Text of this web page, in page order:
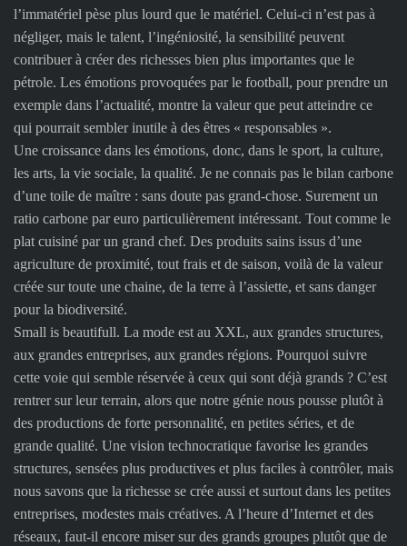
l’immatériel pèse plus lourd que le matériel. Celui-ci n’est pas à
négliger, mais le talent, l’ingéniosité, la sensibilité peuvent
contribuer à créer des richesses bien plus importantes que le
pétrole. Les émotions provoquées par le football, pour prendre un
exemple dans l’actualité, montre la valeur que peut atteindre ce
qui pourrait sembler inutile à des êtres « responsables ».
Une croissance dans les émotions, donc, dans le sport, la culture,
les arts, la vie sociale, la qualité. Je ne connais pas le bilan carbone
d’une toile de maître : sans doute pas grand-chose. Surement un
ratio carbone par euro particulièrement intéressant. Tout comme le
plat cuisiné par un grand chef. Des produits sains issus d’une
agriculture de proximité, tout frais et de saison, voilà de la valeur
créée sur toute une chaine, de la terre à l’assiette, et sans danger
pour la biodiversité.
Small is beautifull. La mode est au XXL, aux grandes structures,
aux grandes entreprises, aux grandes régions. Pourquoi suivre
cette voie qui semble réservée à ceux qui sont déjà grands ? C’est
rentrer sur leur terrain, alors que notre génie nous pousse plutôt à
des productions de forte personnalité, en petites séries, et de
grande qualité. Une vision technocratique favorise les grandes
structures, sensées plus productives et plus faciles à contrôler, mais
nous savons que la richesse se crée aussi et surtout dans les petites
entreprises, modestes mais créatives. A l’heure d’Internet et des
réseaux, faut-il encore miser sur des grands groupes plutôt que de